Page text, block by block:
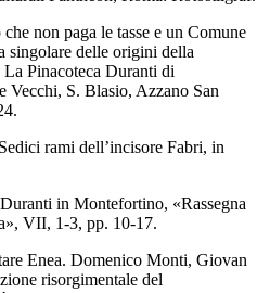
non paga le tasse e un Comune
singolare delle origini della
Pinacoteca Duranti di
Vecchi, S. Blasio, Azzano San
rami dell’incisore Fabri, in
in Montefortino, «Rassegna
VII, 1-3, pp. 10-17.
Enea. Domenico Monti, Giovan
risorgimentale del